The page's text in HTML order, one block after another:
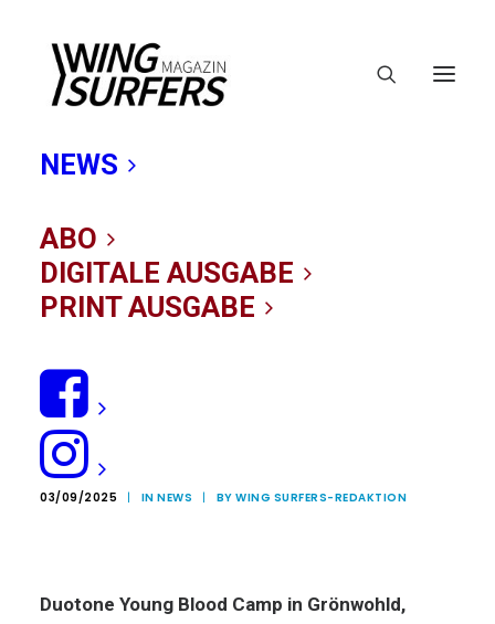
NEWS
ABO
DIGITALE AUSGABE
PRINT AUSGABE
Duotone Young
Blood Camp
03/09/2025 | IN NEWS | BY WING SURFERS-REDAKTION
Duotone Young Blood Camp in Grönwohld,